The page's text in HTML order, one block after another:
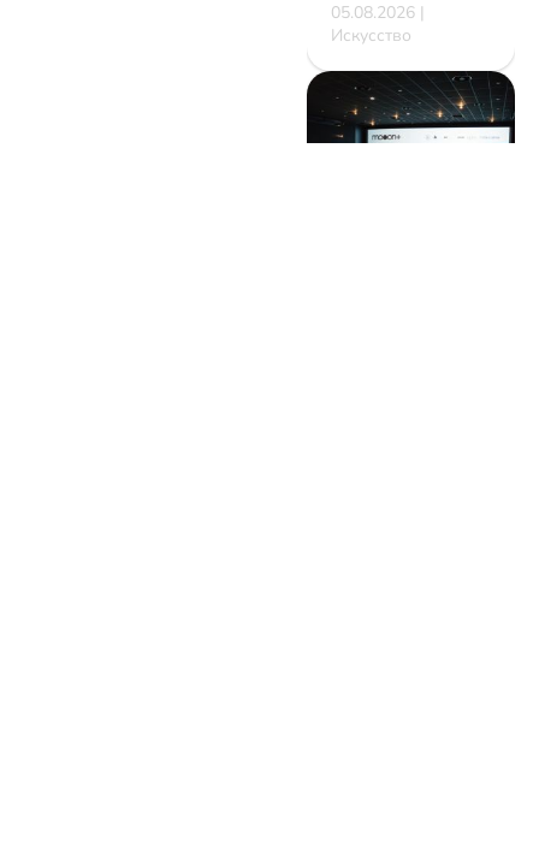
05.08.2026 |
Искусство